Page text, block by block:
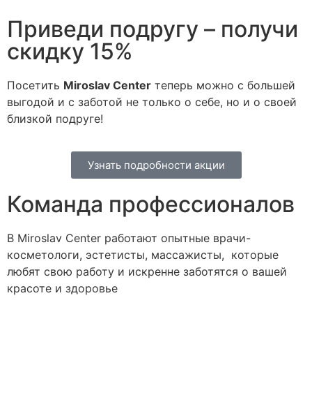
Приведи подругу – получи
скидку 15%
Посетить Miroslav Сenter теперь можно с большей
выгодой и с заботой не только о себе, но и о своей
близкой подруге!
Узнать подробности акции
Команда профессионалов
В Miroslav Сenter работают опытные врачи-
косметологи, эстетисты, массажисты, которые
любят свою работу и искренне заботятся о вашей
красоте и здоровье